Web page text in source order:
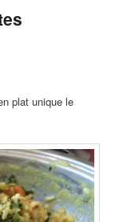
plat unique le